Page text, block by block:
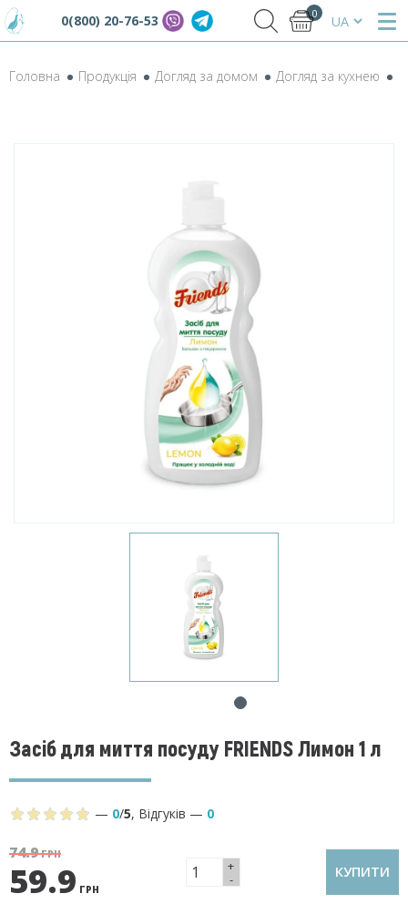
0(800) 20-76-53 0
Головна Продукція Догляд за домом Догляд за кухнею
Засіб для миття посуду FRIENDS Лимон 1 л
— 0/5, Відгуків — 0
74.9ГРН
59.9 ГРН
+
-
КУПИТИ